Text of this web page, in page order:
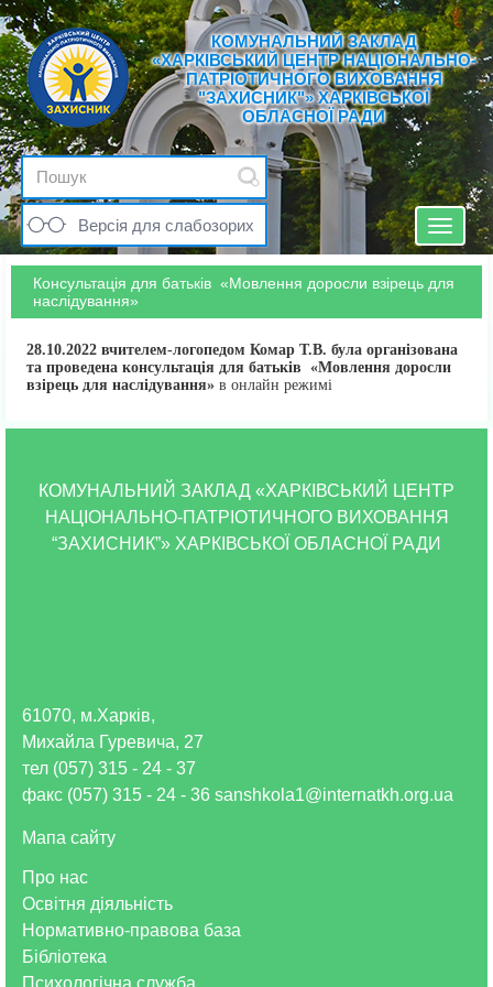
КОМУНАЛЬНИЙ ЗАКЛАД
«ХАРКІВСЬКИЙ ЦЕНТР НАЦІОНАЛЬНО-
ПАТРІОТИЧНОГО ВИХОВАННЯ
"ЗАХИСНИК"» ХАРКІВСЬКОЇ
ОБЛАСНОЇ РАДИ
Версія для слабозорих
Toggle
Консультація для батьків «Мовлення доросли взірець для
наслідування»
28.10.2022 вчителем-логопедом Комар Т.В. була організована
та проведена консультація для батьків «Мовлення доросли
взірець для наслідування» в онлайн режимі
КОМУНАЛЬНИЙ ЗАКЛАД «ХАРКІВСЬКИЙ ЦЕНТР
НАЦІОНАЛЬНО-ПАТРІОТИЧНОГО ВИХОВАННЯ
“ЗАХИСНИК”» ХАРКІВСЬКОЇ ОБЛАСНОЇ РАДИ
Про нас
Освітня діяльність
Нормативно-правова база
Бібліотека
Психологічна служба
61070, м.Харків,
Михайла Гуревича, 27
тел (057) 315 - 24 - 37
факс (057) 315 - 24 - 36 sanshkola1@internatkh.org.ua
Мапа сайту